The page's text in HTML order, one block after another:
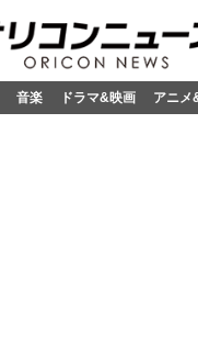
音楽 ドラマ&映画 アニメ